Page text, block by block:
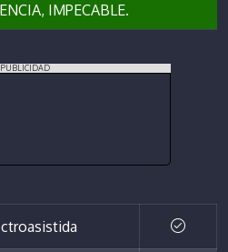
IMPECABLE.
PUBLICIDAD